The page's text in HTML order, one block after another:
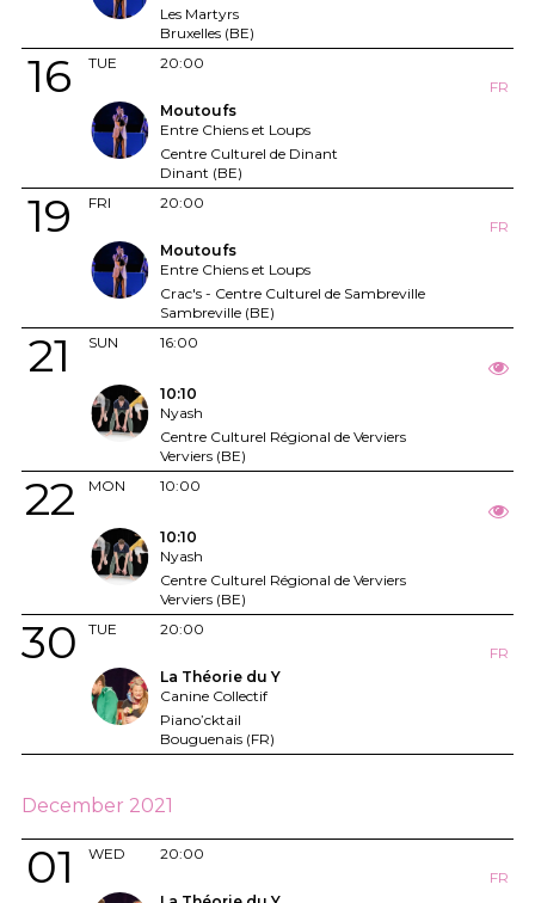
Les Martyrs
Bruxelles (BE)
TUE
16
20:00
FR
Moutoufs
Entre Chiens et Loups
Centre Culturel de Dinant
Dinant (BE)
FRI
19
20:00
FR
Moutoufs
Entre Chiens et Loups
Crac's - Centre Culturel de Sambreville
Sambreville (BE)
SUN
21 16:00
10:10
Nyash
Centre Culturel Régional de Verviers
Verviers (BE)
MON
22 10:00
10:10
Nyash
Centre Culturel Régional de Verviers
Verviers (BE)
TUE
30
20:00
FR
La Théorie du Y
Canine Collectif
Piano’cktail
Bouguenais (FR)
December 2021
WED
01
20:00
FR